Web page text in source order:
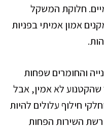
חלוקת המשקל
אמון אמיתי בפניות
והחומרים שפחות
שהקטנוע לא אמין, אבל
חילוף עלולים להיות
רשת השירות הפחות